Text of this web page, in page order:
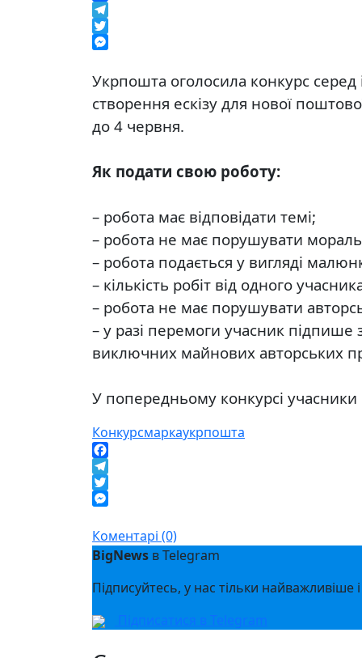
Facebook
Telegram
Twitter
Укрпошта оголосила конкурс
створення ескізу для нової
до 4 червня.
Як подати свою роботу:
– робота має відповідати темі;
– робота не має порушувати
– робота подається у вигляді
– кількість робіт від одного
– робота не має порушувати
– у разі перемоги учасник
виключних майнових авторських
У попередньому конкурсі
Конкурсмаркаукрпошта
Facebook
Telegram
Twitter
Коментарі (0)
BigNews в Telegram
Підписуйтесь, у нас тільки найважливіше
Підписатися в Telegram